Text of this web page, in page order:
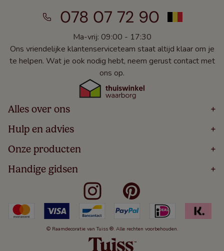
078 07 72 90
Ma-vrij: 09:00 - 17:30
Ons vriendelijke klantenserviceteam staat altijd klaar om je
te helpen. Wat je ook nodig hebt, neem gerust contact met
ons op.
Alles over ons +
Home
Over
Bestellen
Winacties
Veelgestelde Vragen
Hulp en advies +
Volg Je Bestelling
Levering
5 Jaar Garantie
Algemene Voorwaarden
Kindveiligheid
Cookies
Herroepingsrecht
Onze producten +
Houten Jaloezieën
Rolgordijnen
Verticale Jaloezieën
Duo Rolgordijnen
Duo Plisségordijnen
Handige gidsen +
Meten Voor Raamdecoratie
Badkamer Raamdecoratie
Slaapkamer Raamdecoratie
Keuken Raamdecoratie
De Jaloezieën Gids
Jaloezieënwoordenboek
© Raamdecoratie van Tuiss ®. Alle rechten voorbehouden.